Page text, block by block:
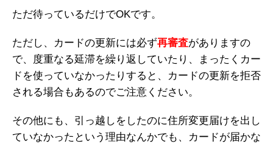
ただ待っているだけでOKです。
ただし、カードの更新には必ず再審査がありますの
で、度重なる延滞を繰り返していたり、まったくカー
ドを使っていなかったりすると、カードの更新を拒否
される場合もあるのでご注意ください。
その他にも、引っ越しをしたのに住所変更届けを出し
ていなかったという理由なんかでも、カードが届かな